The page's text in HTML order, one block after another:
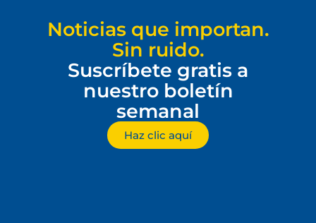
Noticias que importan.
Sin ruido.
Suscríbete gratis a
nuestro boletín
semanal
Haz clic aquí